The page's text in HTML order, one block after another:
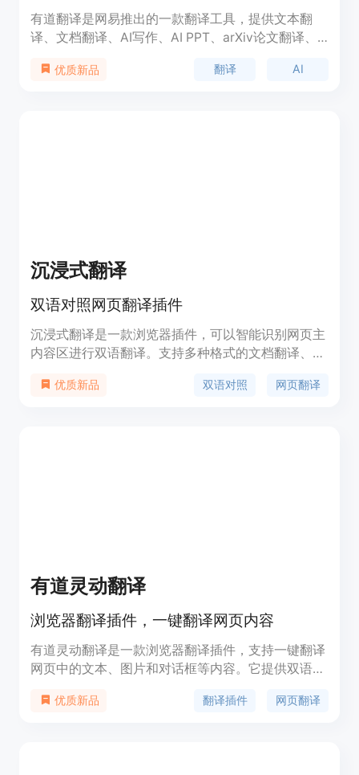
有道翻译是网易推出的一款翻译工具，提供文本翻
译、文档翻译、AI写作、AI PPT、arXiv论文翻译、
速、准确的翻译，同时支持母语级润色，确保翻译质
优质新品 翻译 AI
沉浸式翻译
双语对照网页翻译插件
沉浸式翻译是一款浏览器插件，可以智能识别网页主
内容区进行双语翻译。支持多种格式的文档翻译、
持多种翻译接口选择，提供最丝滑的翻译体验。
优质新品 双语对照 网页翻译
有道灵动翻译
浏览器翻译插件，一键翻译网页内容
有道灵动翻译是一款浏览器翻译插件，支持一键翻译
网页中的文本、图片和对话框等内容。它提供双语对
转化为英文。
优质新品 翻译插件 网页翻译